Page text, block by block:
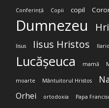
Conferință Copii copil
Dumnezeu
Iisus Iisus Hristos
Lucășeuca mamă
moarte Mântuitorul Hristos
Orhei ortodoxia Papa